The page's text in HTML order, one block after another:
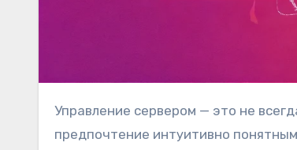
Управление сервером — это не всегда про консоль, SSH и «танцы с бубном». Сегодня всё больше компаний и частных пользователей отдают
предпочтение интуитивно